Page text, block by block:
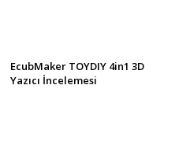
EcubMaker TOYDIY 4in1 3D
Yazıcı İncelemesi